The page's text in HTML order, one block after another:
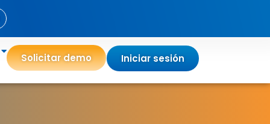
Solicitar demo Iniciar sesión